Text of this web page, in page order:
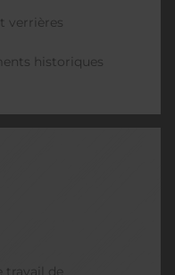
verrières
historiques
travail de